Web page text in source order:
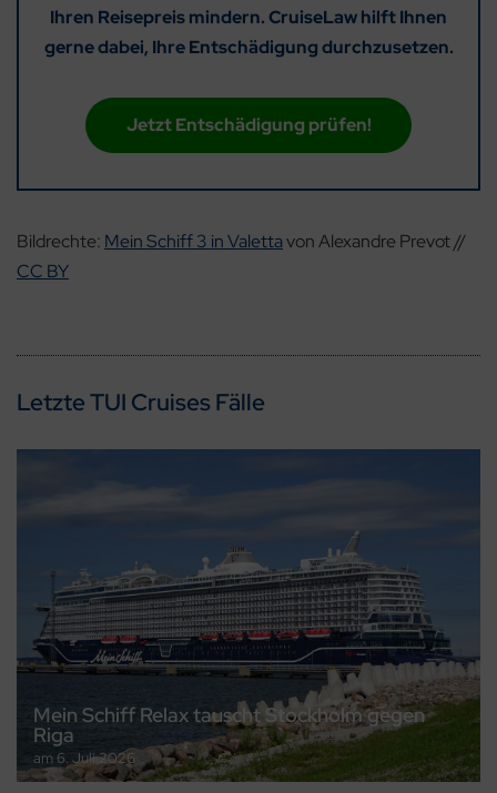
Ihren Reisepreis mindern. CruiseLaw hilft Ihnen
gerne dabei, Ihre Entschädigung durchzusetzen.
Jetzt Entschädigung prüfen!
Bildrechte: Mein Schiff 3 in Valettavon Alexandre Prevot //
CC BY
Letzte TUI Cruises Fälle
Mein Schiff Relax tauscht Stockholm gegen
Riga
am6. Juli 2026